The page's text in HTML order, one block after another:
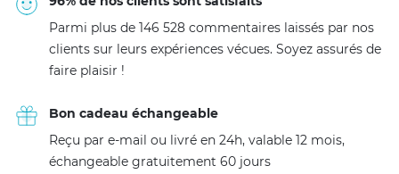
Parmi plus de 146 528 commentaires laissés par nos
clients sur leurs expériences vécues. Soyez assurés de
faire plaisir !
Bon cadeau échangeable
Reçu par e-mail ou livré en 24h, valable 12 mois,
échangeable gratuitement 60 jours